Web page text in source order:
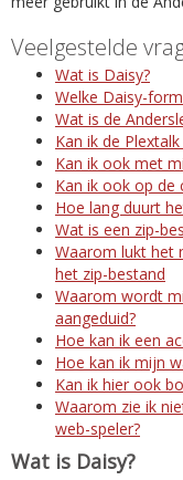
Veelgestelde
Wat is Daisy?
Welke Daisy-
Wat is de
Kan ik de
Kan ik ook met
Kan ik ook op de
Hoe lang duurt
Wat is een zip-
Waarom lukt het
het zip-bestand
Waarom wordt
aangeduid?
Hoe kan ik een
Hoe kan ik mijn
Kan ik hier ook
Waarom zie ik
web-speler?
Wat is Daisy?